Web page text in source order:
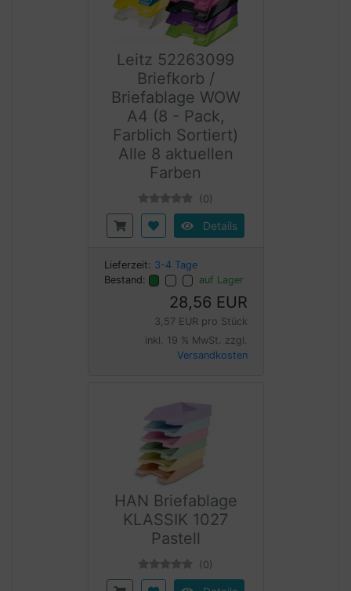
Leitz 52263099
Briefkorb /
Briefablage WOW
A4 (8 - Pack,
Farblich Sortiert)
Alle 8 aktuellen
Farben
(0)
Details
Lieferzeit: 3-4 Tage
Bestand:
auf Lager
28,56 EUR
3,57 EUR pro Stück
inkl. 19 % MwSt. zzgl.
Versandkosten
HAN Briefablage
KLASSIK 1027
Pastell
(0)